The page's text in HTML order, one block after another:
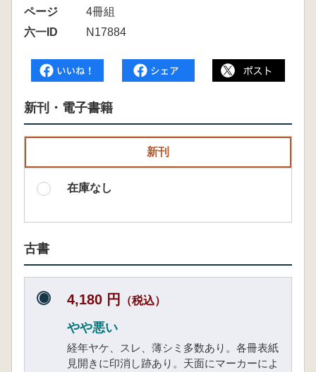
ページ
4冊組
六一ID
N17884
新刊・電子書籍
新刊
在庫なし
古書
4,180 円 （税込）
やや悪い
経年ヤケ、スレ、薄シミ多数あり。各冊表紙
見開きに印消し跡あり。天面にマーカーによ